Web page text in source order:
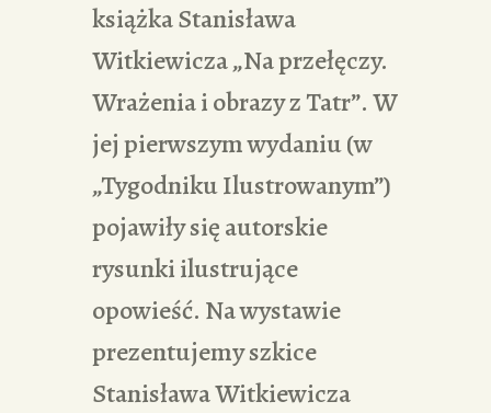
książka Stanisława
Witkiewicza „Na przełęczy.
Wrażenia i obrazy z Tatr”. W
jej pierwszym wydaniu (w
„Tygodniku Ilustrowanym”)
pojawiły się autorskie
rysunki ilustrujące
opowieść. Na wystawie
prezentujemy szkice
Stanisława Witkiewicza